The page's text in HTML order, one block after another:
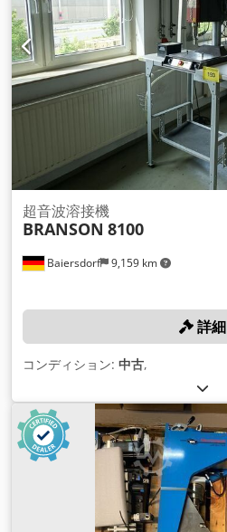
Baiersdorf 9,159 km
超音波溶接機
BRANSON 8100
詳細
コンディション: 中古,